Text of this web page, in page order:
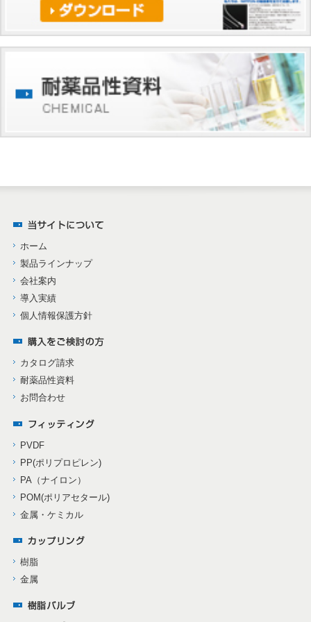
ホーム
製品ラインナップ
会社案内
導入実績
個人情報保護方針
カタログ請求
耐薬品性資料
お問合わせ
PVDF
PP(ポリプロピレン)
PA（ナイロン）
POM(ポリアセタール)
金属・ケミカル
樹脂
金属